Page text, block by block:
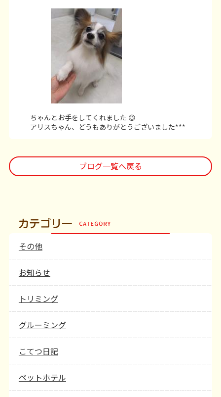
ちゃんとお手をしてくれました 😉
アリスちゃん、どうもありがとうございました***
ブログ一覧へ戻る
その他
お知らせ
トリミング
グルーミング
こてつ日記
ペットホテル